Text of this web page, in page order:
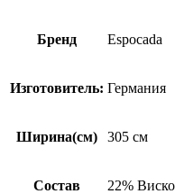
Бренд Espocada
Изготовитель: Германия
Ширина(см) 305 см
Состав 22%